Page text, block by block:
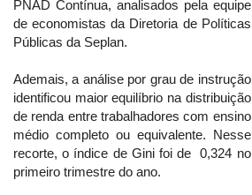
PNAD Contínua, analisados pela equipe
de economistas da Diretoria de Políticas
Públicas da Seplan.
Ademais, a análise por grau de instrução
identificou maior equilíbrio na distribuição
de renda entre trabalhadores com ensino
médio completo ou equivalente. Nesse
recorte, o índice de Gini foi de 0,324 no
primeiro trimestre do ano.